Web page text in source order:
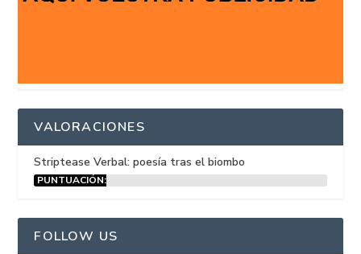
VALORACIONES
Striptease Verbal: poesía tras el biombo
PUNTUACIÓN:
FOLLOW US